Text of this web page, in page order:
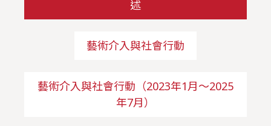
述
藝術介入與社會行動
藝術介入與社會行動（2023年1月～2025
年7月）